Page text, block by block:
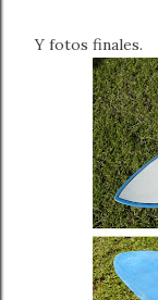
Y fotos finales.